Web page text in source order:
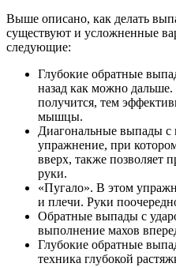
Выше описано, как делать
существуют и усложненные
следующие:
Глубокие обратные
назад как можно
получится, тем
мышцы.
Диагональные выпады с
упражнение, при
вверх, также позволяет
руки.
«Пугало». В этом
и плечи. Руки
Обратные выпады с
выполнение махов
Глубокие обратные
техника глубокой